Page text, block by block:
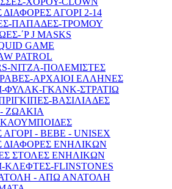
ΔΙΑΦΟΡΕΣ ΑΓΟΡΙ 2-14
ΠΑΠΑΔΕΣ-ΤΡΟΜΟΥ
΄P J MASKS
GAME
PATROL
ΝΙΤΖΑ-ΠΟΛΕΜΙΣΤΕΣ
ΑΡΧΑΙΟΙ ΕΛΛΗΝΕΣ
ΓΚΑΝΚ-ΣΤΡΑΤΙΩ
ΒΑΣΙΛΙΑΔΕΣ
ΖΩΑΚΙΑ
ΚΑΟΥΜΠΟΙΔΕΣ
- BEBE - UNISEX
ΔΙΑΦΟΡΕΣ ΕΝΗΛΙΚΩΝ
ΣΤΟΛΕΣ ΕΝΗΛΙΚΩΝ
FLINSTONES
- ΑΠΩ ΑΝΑΤΟΛΗ